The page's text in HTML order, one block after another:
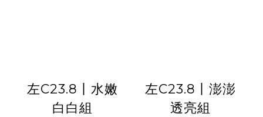
左C23.8丨水嫩
白白組
左C23.8丨澎澎
透亮組